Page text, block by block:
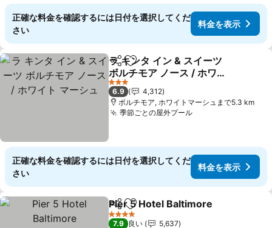
正確な料金を確認するには日付を選択してくだ
さい
料金を表示
シェアお気に入りに追加
ラ キンタ イン & スイーツ
ボルチモア ノース / ホワイ
ト マーシュ
料金を表示
3 ホテルのランク
6.9
4,312
ボルチモア, ホワイトマーシュまで5.3 km
季節ごとの屋外プール料金を表示
正確な料金を確認するには日付を選択してくだ
さい
料金を表示
シェアお気に入りに追加
Pier 5 Hotel Baltimore
4 ホテルのランク
7.9 良い
5,637